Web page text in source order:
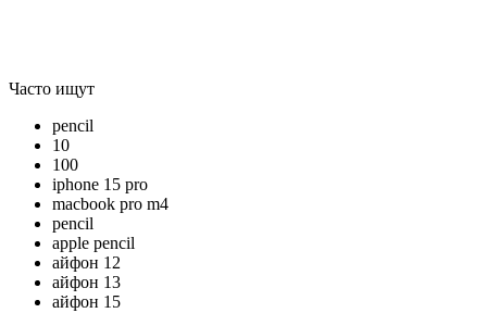
Часто ищут
pencil
10
100
iphone 15 pro
macbook pro m4
pencil
apple pencil
айфон 12
айфон 13
айфон 15